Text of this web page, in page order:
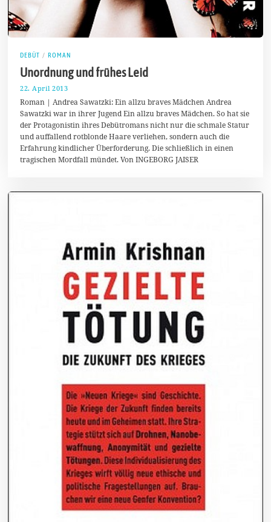
DEBÜT / ROMAN
Unordnung und frühes Leid
22. April 2013
.
J
a
n
a
r
Roman | Andrea Sawatzki: Ein allzu braves Mädchen Andrea
Sawatzki war in ihrer Jugend Ein allzu braves Mädchen. So hat sie
der Protagonistin ihres Debütromans nicht nur die schmale Statur
und auffallend rotblonde Haare verliehen, sondern auch die
Erfahrung kindlicher Überforderung. Die schließlich in einen
tragischen Mordfall mündet. Von INGEBORG JAISER